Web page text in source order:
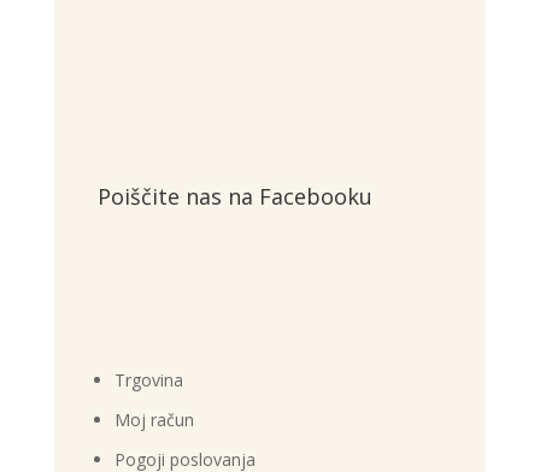
Poiščite nas na Facebooku
Trgovina
Moj račun
Pogoji poslovanja